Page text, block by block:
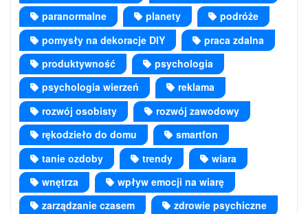
paranormalne
planety
podróże
pomysły na dekoracje DIY
praca zdalna
produktywność
psychologia
psychologia wierzeń
reklama
rozwój osobisty
rozwój zawodowy
rękodzieło do domu
smartfon
tanie ozdoby
trendy
wiara
wnętrza
wpływ emocji na wiarę
zarządzanie czasem
zdrowie psychiczne